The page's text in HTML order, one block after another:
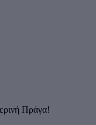
Πράγα!